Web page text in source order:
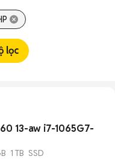
lọc
13-aw i7-1065G7-
1 TB SSD